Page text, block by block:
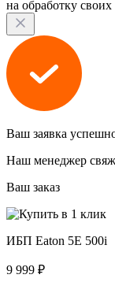
на обработку
Ваш заявка
Наш менеджер
Ваш заказ
ИБП Eaton 5E 500i
9 999 ₽